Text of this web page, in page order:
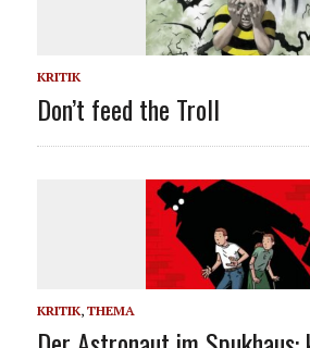
KRITIK
Don’t feed the Troll
KRITIK, THEMA